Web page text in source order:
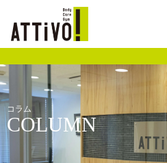
キ
ッ
プコラム
COLUMN